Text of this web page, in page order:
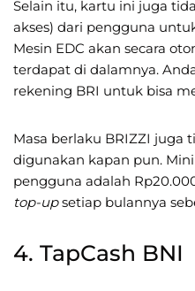
Selain itu, kartu ini juga
akses) dari pengguna
Mesin EDC akan secara
terdapat di dalamnya.
rekening BRI untuk bisa
Masa berlaku BRIZZI juga
digunakan kapan pun.
pengguna adalah
top-upsetiap bulannya
4. TapCash BNI